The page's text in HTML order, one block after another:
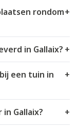
rondom+
in Gallaix? +
een tuin in
+
Gallaix? +